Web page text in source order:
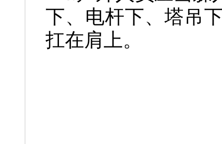
下、电杆下、塔吊
扛在肩上。